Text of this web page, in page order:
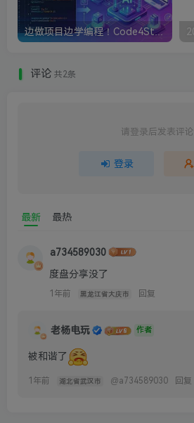
边做项目边学编程！Code4Startup搞AI应用、搭Saas，科技小白也能入门
评论 共2条
请登录后发表评论
登录
最新 最热
a734589030
度盘分享没了
1年前 黑龙江省大庆市 回复
老杨电玩 作者
被和谐了
1年前 湖北省武汉市 @a734589030 回复